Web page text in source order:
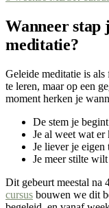
Wanneer stap
meditatie?
Geleide meditatie is
te leren, maar op een
moment herken je
De stem je
Je al weet wat
Je liever je eigen
Je meer stilte
Dit gebeurt meestal na
cursus bouwen we dit